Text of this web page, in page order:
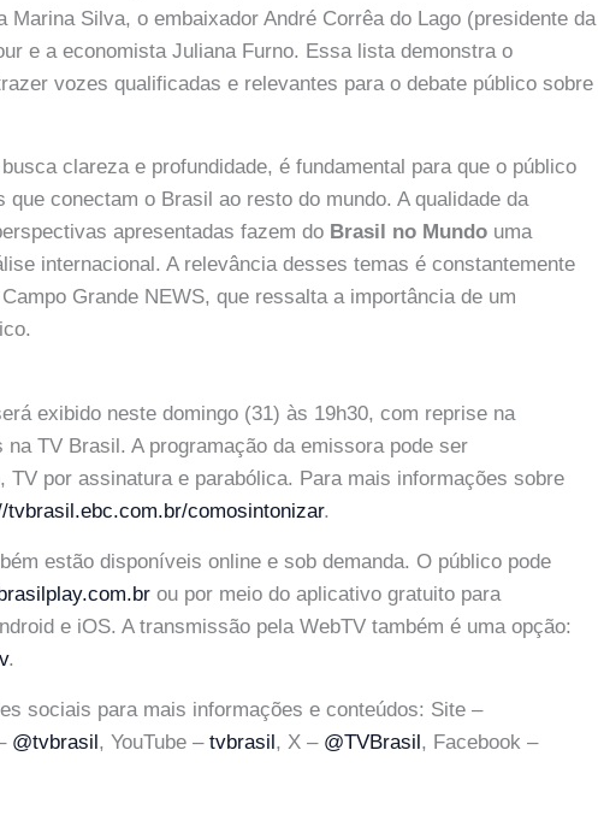
Silva, o embaixador André Corrêa do Lago (presidente da
e a economista Juliana Furno. Essa lista demonstra o
vozes qualificadas e relevantes para o debate público sobre
clareza e profundidade, é fundamental para que o público
conectam o Brasil ao resto do mundo. A qualidade da
apresentadas fazem do Brasil no Mundo uma
internacional. A relevância desses temas é constantemente
Grande NEWS, que ressalta a importância de um
exibido neste domingo (31) às 19h30, com reprise na
na TV Brasil. A programação da emissora pode ser
TV por assinatura e parabólica. Para mais informações sobre
tvbrasil.ebc.com.br/comosintonizar.
estão disponíveis online e sob demanda. O público pode
ou por meio do aplicativo gratuito para
e iOS. A transmissão pela WebTV também é uma opção:
.
sociais para mais informações e conteúdos: Site –
@tvbrasil , YouTube –tvbrasil , X – @TVBrasil , Facebook –